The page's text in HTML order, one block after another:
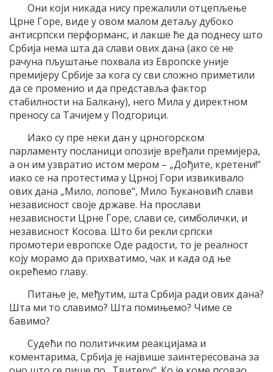
Они који никада нису прежалили отцепљење
Црне Горе, виде у овом малом детаљу дубоко
антисрпски перформанс, и лакше ће да поднесу што
Србија нема шта да слави ових дана (ако се не
рачуна пљуштање похвала из Европске уније
премијеру Србије за кога су сви сложно приметили
да се променио и да представља фактор
стабилности на Балкану), него Мила у директном
преносу са Тачијем у Подгорици.
Иако су пре неки дан у црногорском
парламенту посланици опозије вређали премијера,
а он им узвратио истом мером – „Дођите, кретени!“
иако се на протестима у Црној Гори извикивало
ових дана „Мило, лопове“, Мило Ђукановић слави
независност своје државе. На прослави
независности Црне Горе, слави се, симболички, и
независност Косова. Што би рекли српски
промотери европске Оде радости, то је реалност
коју морамо да прихватимо, чак и када од ње
окрећемо главу.
Питање је, међутим, шта Србија ради ових дана?
Шта ми то славимо? Шта помињемо? Чиме се
бавимо?
Судећи по политичким реакцијама и
коментарима, Србија је највише заинтересована за